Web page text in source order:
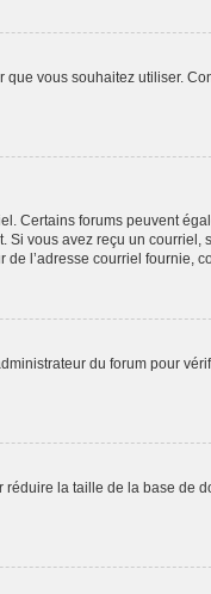
vous souhaitez utiliser.
Certains forums peuvent
Si vous avez reçu un courriel,
l’adresse courriel fournie,
du forum pour
la taille de la base de